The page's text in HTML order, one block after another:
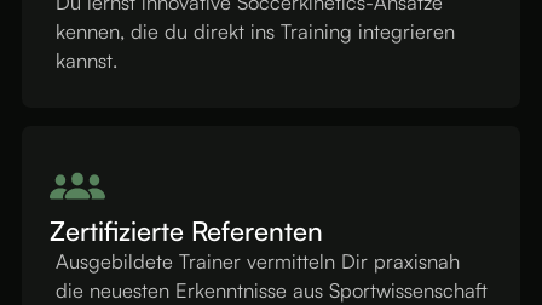
kennen, die du direkt ins Training integrieren
kannst.
Zertifizierte Referenten
Ausgebildete Trainer vermitteln Dir praxisnah
die neuesten Erkenntnisse aus Sportwissenschaft